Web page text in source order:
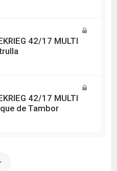
42/17 MULTI
42/17 MULTI
de Tambor